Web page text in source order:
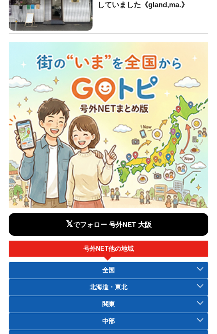
していました《gland,ma.》
𝕏でフォロー 号外NET 大阪
号外NET他の地域
全国
北海道・東北
関東
中部